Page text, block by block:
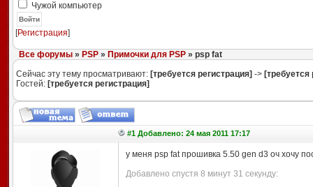
Чужой компьютер
Войти
[Регистрация]
Все форумы» PSP» Примочки для PSP» psp fat
Сейчас эту тему просматривают: [требуется регистрация] -> [требуется
Гостей: [требуется регистрация]
#1 Добавлено: 24 мая 2011 17:17
у меня psp fat прошивка 5.50 gen d3 оч хочу
Добавлено спустя 8 минут 31 секунду: